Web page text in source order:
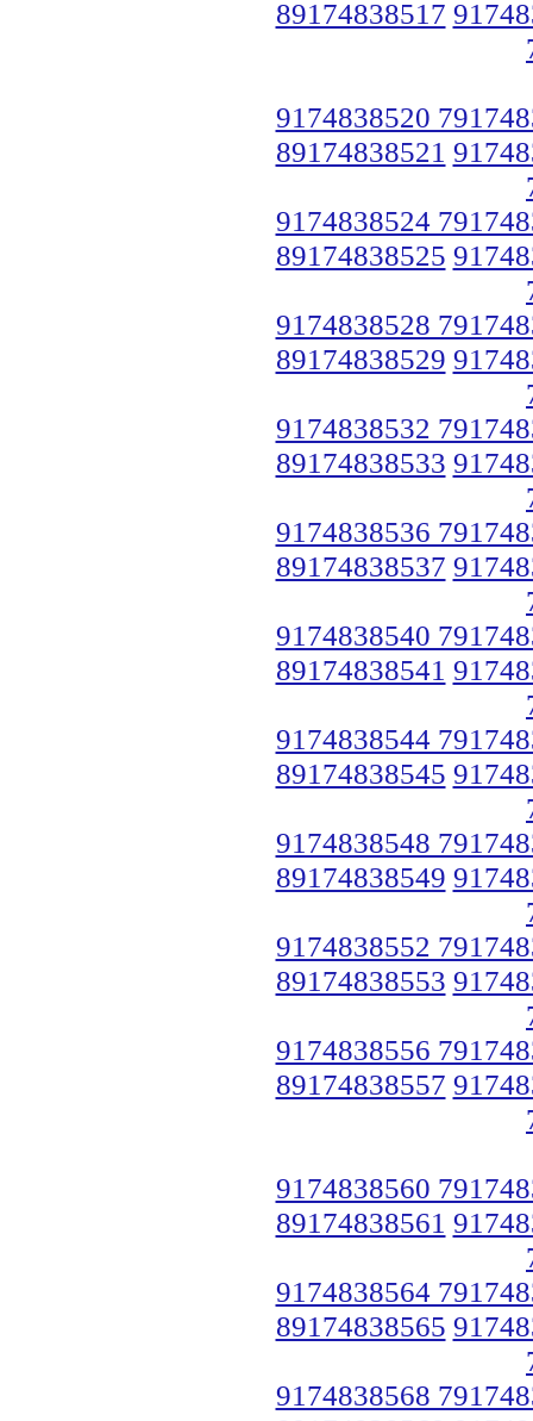
89174838517
9174838520
89174838521
9174838524
89174838525
9174838528
89174838529
9174838532
89174838533
9174838536
89174838537
9174838540
89174838541
9174838544
89174838545
9174838548
89174838549
9174838552
89174838553
9174838556
89174838557
9174838560
89174838561
9174838564
89174838565
9174838568